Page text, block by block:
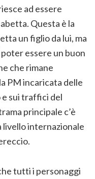
ad essere
Questa è la
un figlio da lui, ma
essere un buon
che rimane
PM incaricata delle
e sui traffici del
principale c’è
livello internazionale
tutti i personaggi